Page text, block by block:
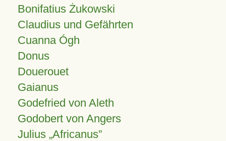
Bonifatius Żukowski
Claudius und Gefährten
Cuanna Ógh
Donus
Douerouet
Gaianus
Godefried von Aleth
Godobert von Angers
Julius Africanus